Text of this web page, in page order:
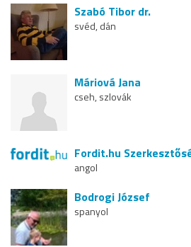
Szabó Tibor dr.
svéd, dán
Máriová Jana
cseh, szlovák
Fordit.hu
angol
Bodrogi József
spanyol